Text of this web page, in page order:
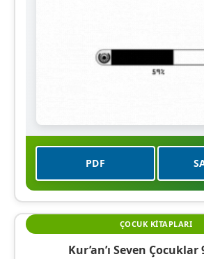
PDF
ÇOCUK KITAPLARI
Kur’an’ı Seven Çocuklar